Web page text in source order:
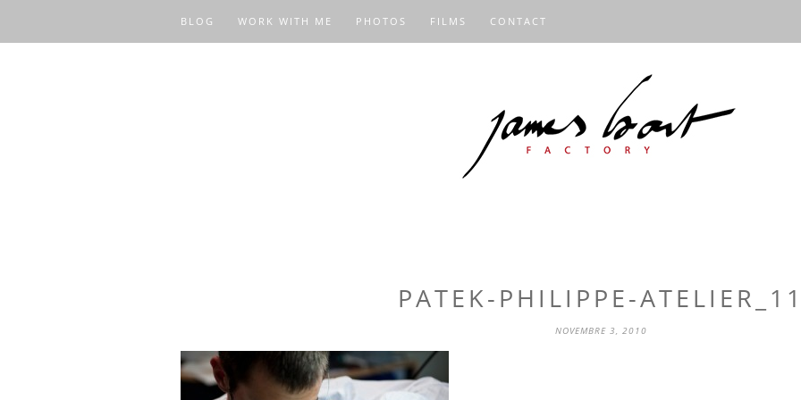
BLOG WORK WITH ME PHOTOS FILMS CONTACT
PATEK-PHILIPPE-
NOVEMBRE 3, 2010